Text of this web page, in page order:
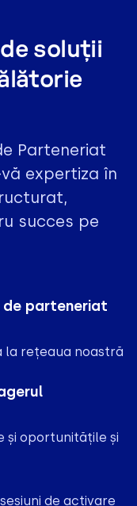
soluții
Parteneriat
expertiza în
succes pe
parteneriat
la rețeaua noastră
și oportunitățile și
de activare